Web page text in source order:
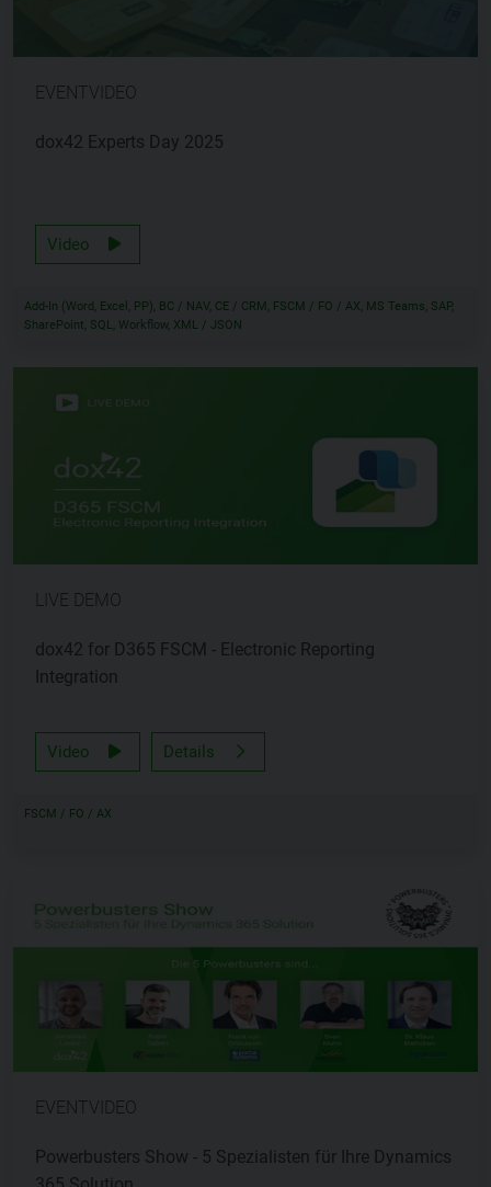
EVENTVIDEO
dox42 Experts Day 2025
Video
Add-In (Word, Excel, PP), BC / NAV, CE / CRM, FSCM / FO / AX, MS Teams, SAP,
SharePoint, SQL, Workflow, XML / JSON
LIVE DEMO
dox42 for D365 FSCM - Electronic Reporting
Integration
Video Details
FSCM / FO / AX
EVENTVIDEO
Powerbusters Show - 5 Spezialisten für Ihre Dynamics